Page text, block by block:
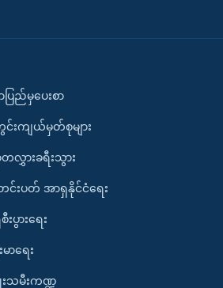
ာပြည်မှပေးစာ
င်းကျယ်မှတ်စုများ
တလွှားခရီးသွား
းပတ် အာရှနိုင်ငံရေး
းပွားရေး
ာရေး
သမီးကဏ္ဍ